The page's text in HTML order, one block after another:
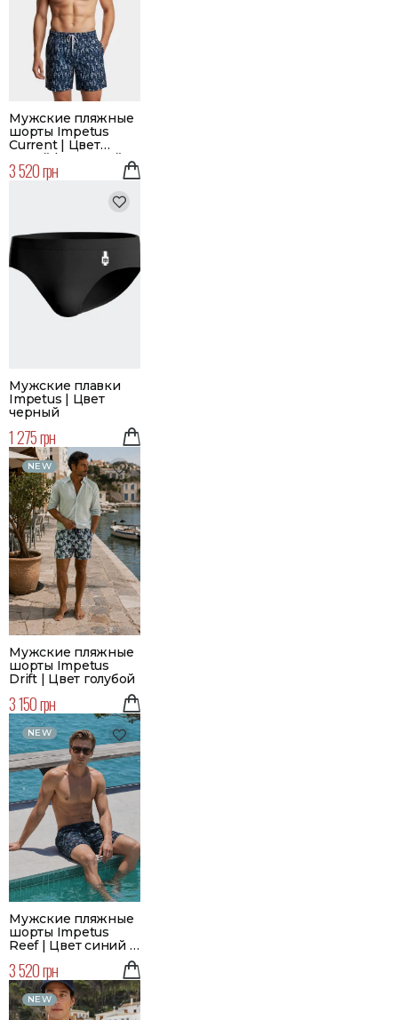
Мужские пляжные
шорты Impetus
Current | Цвет
синий | Большой
размер
3 520 грн
Мужские плавки
Impetus | Цвет
черный
1 275 грн
NEW
Мужские пляжные
шорты Impetus
Drift | Цвет голубой
3 150 грн
NEW
Мужские пляжные
шорты Impetus
Reef | Цвет синий |
3 520 грн
NEW